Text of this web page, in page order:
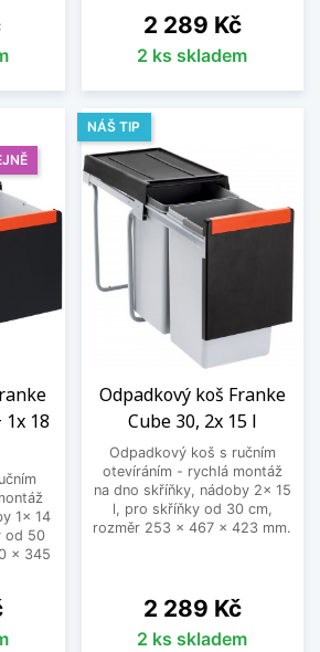
Cena
2 289 Kč
2 ks skladem
1x 18
1x 14
od 50
x 345
Odpadkový koš Franke
Cube 30, 2x 15 l
Odpadkový koš s ručním
otevíráním - rychlá montáž
na dno skříňky, nádoby 2x 15
l, pro skříňky od 30 cm,
rozměr 253 x 467 x 423 mm.
Cena
2 289 Kč
2 ks skladem
NÁŠ TIP